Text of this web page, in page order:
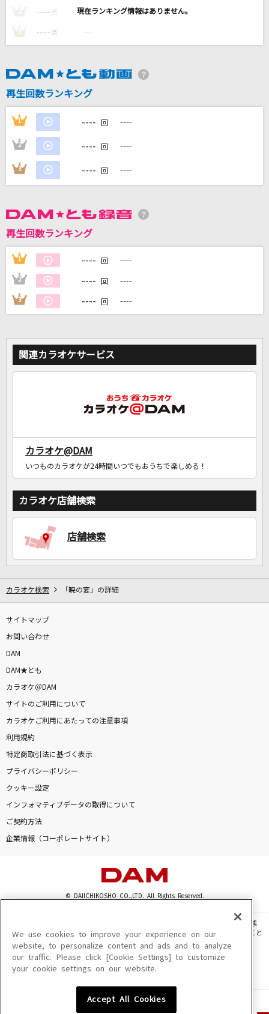
くらげP feat.結月ゆかり
月
iLiFE!
カラオケ最新情報をチェック！
---- 点 ----
3 ---- 点 ----
再生回数ランキング
1 ---- 回 ----
2 ---- 回 ----
3 ---- 回 ----
再生回数ランキング
1 ---- 回 ----
2 ---- 回 ----
3 ---- 回 ----
関連カラオケサービス
カラオケ@DAM
いつものカラオケが24時間いつでもおうちで楽しめる！
カラオケ店舗検索
店舗検索
カラオケ検索 「暁の宴」の詳細
サイトマップ
お問い合わせ
DAM
DAM★とも
カラオケ＠DAM
サイトのご利用について
カラオケご利用にあたっての注意事項
利用規約
特定商取引法に基づく表示
プライバシーポリシー
クッキー設定
インフォマティブデータの取得について
ご契約方法
企業情報（コーポレートサイト）
© DAIICHIKOSHO CO.,LTD. All Rights Reserved.
このサイトに掲載されている一切の文章・画像・写真・動画・音声等を、手段や形態
を問わず、著作権法の定める範囲を超えて無断で複製、転載、ファイル化などすること
を禁じます。
楽曲及びコンテンツは、機種によりご利用いただけない場合があります。
楽曲及びコンテンツの配信日、配信内容が変更になる場合があります。
We use cookies to improve your experience on our
website, to personalize content and ads and to analyze
our traffic. Please click [Cookie Settings] to customize
your cookie settings on our website.
Accept All Cookies